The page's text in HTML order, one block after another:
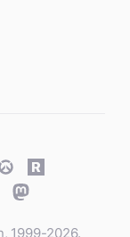
Rawg.io
Mastodon
1999-2026.